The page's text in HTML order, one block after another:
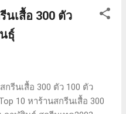
นไอจี กางเกงยีนส์ งานป้าย
ร้าน 50 ตัว ทั่วประเทศไทย
พิ่มเติมได้ครับ คำค้นหาที่ได้
งเสื้อไปสกรีนที่ร้าน 50 ตัว
อ psd” “ร้านปริ้นเสื้อ
คาส่ง 9000 ตัว” “ร้านเสื้อยืด
นเสื้อ 300 ตัว
ธุ์
กรีนเสื้อ 300 ตัว 100 ตัว
10 หาร้านสกรีนเสื้อ 300